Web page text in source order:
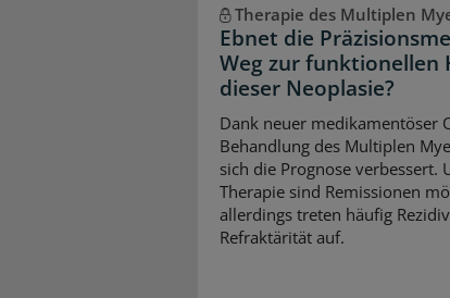
Therapie des Multiplen
Ebnet die
Weg zur funktionellen
dieser Neoplasie?
Dank neuer medikamentöser
Behandlung des Multiplen
sich die Prognose verbessert.
Therapie sind Remissionen
allerdings treten häufig
Refraktärität auf.